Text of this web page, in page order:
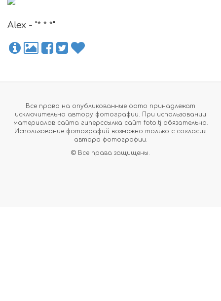
Alex - "* * *"
Все права на опубликованные фото принадлежат
исключительно автору фотографии. При использовании
материалов сайта гиперссылка сайт foto.tj обязательна.
Использование фотографий возможно только с согласия
автора фотографии.
© Все права защищены.